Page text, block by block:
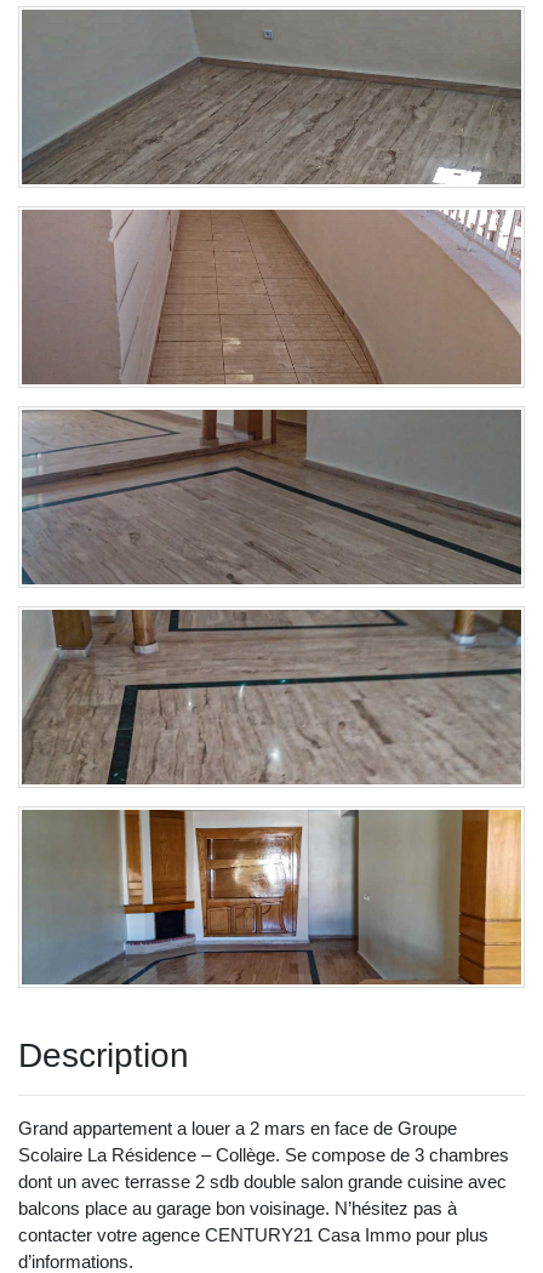
Description
Grand appartement a louer a 2 mars en face de Groupe
Scolaire La Résidence – Collège. Se compose de 3 chambres
dont un avec terrasse 2 sdb double salon grande cuisine avec
balcons place au garage bon voisinage. N’hésitez pas à
contacter votre agence CENTURY21 Casa Immo pour plus
d’informations.